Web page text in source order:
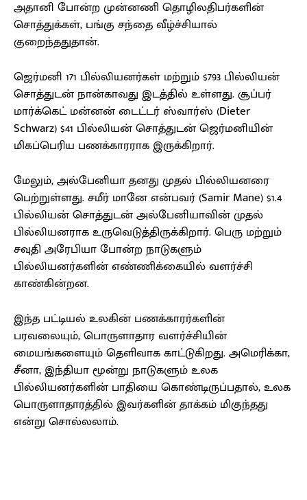
அதானி போன்ற முன்னணி தொழிலதிபர்களின்
சொத்துக்கள், பங்கு சந்தை வீழ்ச்சியால்
குறைந்ததுதான்.
ஜெர்மனி 171 பில்லியனர்கள் மற்றும் $793 பில்லியன்
சொத்துடன் நான்காவது இடத்தில் உள்ளது. சூப்பர்
மார்க்கெட் மன்னன் டைட்டர் ஸ்வார்ஸ் (Dieter
Schwarz) $41 பில்லியன் சொத்துடன் ஜெர்மனியின்
மிகப்பெரிய பணக்காரராக இருக்கிறார்.
மேலும், அல்பேனியா தனது முதல் பில்லியனரை
பெற்றுள்ளது. சமீர் மானே என்பவர் (Samir Mane) $1.4
பில்லியன் சொத்துடன் அல்பேனியாவின் முதல்
பில்லியனராக உருவெடுத்திருக்கிறார். பெரு மற்றும்
சவுதி அரேபியா போன்ற நாடுகளும்
பில்லியனர்களின் எண்ணிக்கையில் வளர்ச்சி
காண்கின்றன.
இந்த பட்டியல் உலகின் பணக்காரர்களின்
பரவலையும், பொருளாதார வளர்ச்சியின்
மையங்களையும் தெளிவாக காட்டுகிறது. அமெரிக்கா,
சீனா, இந்தியா மூன்று நாடுகளும் உலக
பில்லியனர்களின் பாதியை கொண்டிருப்பதால், உலக
பொருளாதாரத்தில் இவர்களின் தாக்கம் மிகுந்தது
என்று சொல்லலாம்.